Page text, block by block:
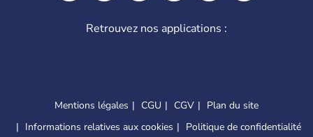
Retrouvez nos applications :
Mentions légales CGU CGV
Plan du site
Informations relatives aux cookies
Politique de confidentialité